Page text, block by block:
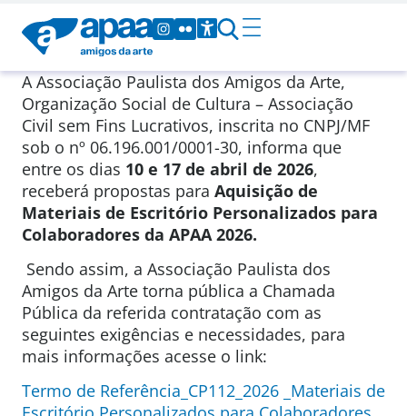
A Associação Paulista dos Amigos da Arte,
Organização Social de Cultura – Associação
Civil sem Fins Lucrativos, inscrita no CNPJ/MF
sob o nº 06.196.001/0001-30, informa que
entre os dias 10 e 17 de abril de 2026,
receberá propostas para Aquisição de
Materiais de Escritório Personalizados para
Colaboradores da APAA 2026.
Sendo assim, a Associação Paulista dos
Amigos da Arte torna pública a Chamada
Pública da referida contratação com as
seguintes exigências e necessidades, para
mais informações acesse o link:
Termo de Referência_CP112_2026 _Materiais de